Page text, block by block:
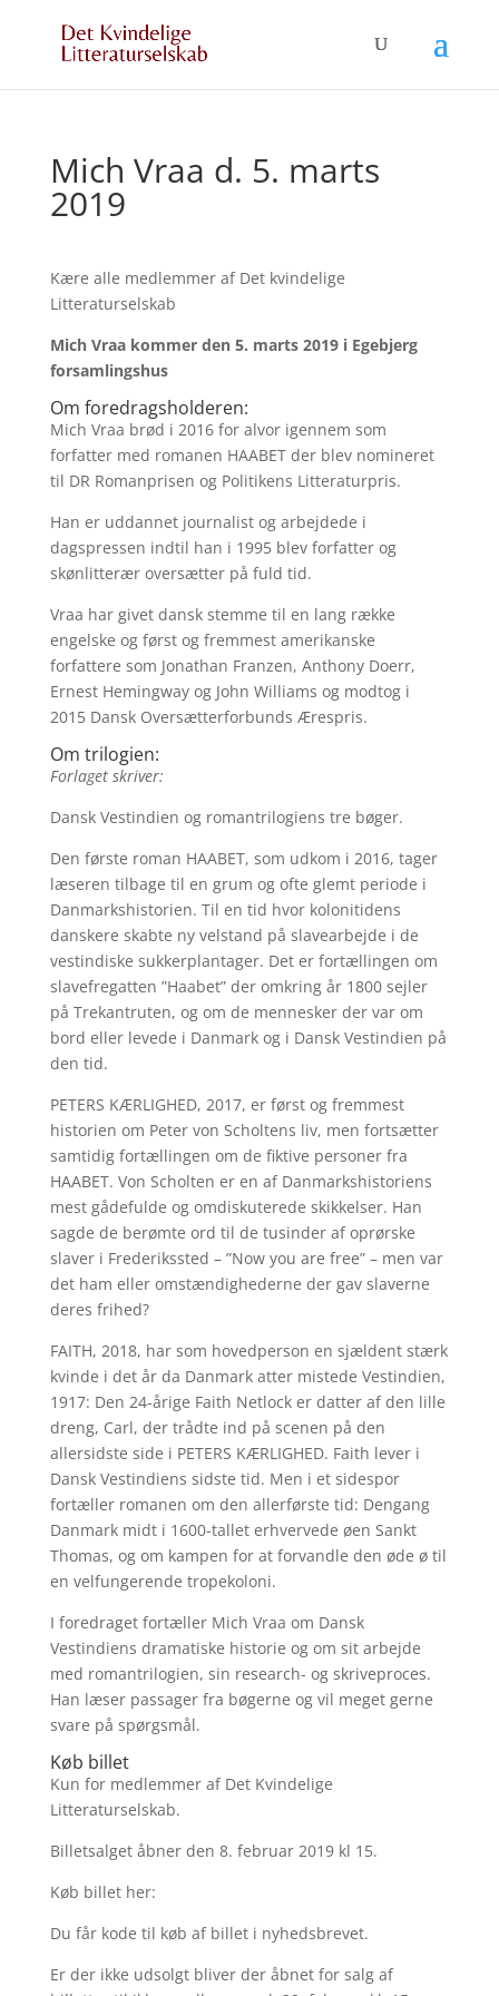
Mich Vraa d. 5. marts
2019
Kære alle medlemmer af Det kvindelige
Litteraturselskab
Mich Vraa kommer den 5. marts 2019 i Egebjerg
forsamlingshus
Om foredragsholderen:
Mich Vraa brød i 2016 for alvor igennem som
forfatter med romanen HAABET der blev nomineret
til DR Romanprisen og Politikens Litteraturpris.
Han er uddannet journalist og arbejdede i
dagspressen indtil han i 1995 blev forfatter og
skønlitterær oversætter på fuld tid.
Vraa har givet dansk stemme til en lang række
engelske og først og fremmest amerikanske
forfattere som Jonathan Franzen, Anthony Doerr,
Ernest Hemingway og John Williams og modtog i
2015 Dansk Oversætterforbunds Ærespris.
Om trilogien:
Forlaget skriver:
Dansk Vestindien og romantrilogiens tre bøger.
Den første roman HAABET, som udkom i 2016, tager
læseren tilbage til en grum og ofte glemt periode i
Danmarkshistorien. Til en tid hvor kolonitidens
danskere skabte ny velstand på slavearbejde i de
vestindiske sukkerplantager. Det er fortællingen om
slavefregatten ”Haabet” der omkring år 1800 sejler
på Trekantruten, og om de mennesker der var om
bord eller levede i Danmark og i Dansk Vestindien på
den tid.
PETERS KÆRLIGHED, 2017, er først og fremmest
historien om Peter von Scholtens liv, men fortsætter
samtidig fortællingen om de fiktive personer fra
HAABET. Von Scholten er en af Danmarkshistoriens
mest gådefulde og omdiskuterede skikkelser. Han
sagde de berømte ord til de tusinder af oprørske
slaver i Frederikssted – ”Now you are free” – men var
det ham eller omstændighederne der gav slaverne
deres frihed?
FAITH, 2018, har som hovedperson en sjældent stærk
kvinde i det år da Danmark atter mistede Vestindien,
1917: Den 24-årige Faith Netlock er datter af den lille
dreng, Carl, der trådte ind på scenen på den
allersidste side i PETERS KÆRLIGHED. Faith lever i
Dansk Vestindiens sidste tid. Men i et sidespor
fortæller romanen om den allerførste tid: Dengang
Danmark midt i 1600-tallet erhvervede øen Sankt
Thomas, og om kampen for at forvandle den øde ø til
en velfungerende tropekoloni.
I foredraget fortæller Mich Vraa om Dansk
Vestindiens dramatiske historie og om sit arbejde
med romantrilogien, sin research- og skriveproces.
Han læser passager fra bøgerne og vil meget gerne
svare på spørgsmål.
Køb billet
Kun for medlemmer af Det Kvindelige
Litteraturselskab.
Billetsalget åbner den 8. februar 2019 kl 15.
Køb billet her:
Du får kode til køb af billet i nyhedsbrevet.
Er der ikke udsolgt bliver der åbnet for salg af